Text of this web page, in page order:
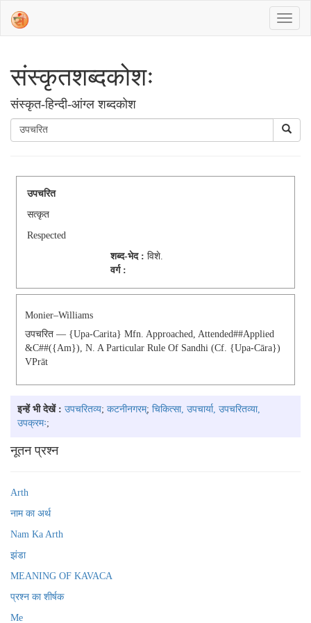
संस्‍कृतशब्‍दकोशः
संस्‍कृत-हिन्दी-आंग्ल शब्दकोश
उपचरित
सत्कृत
Respected
शब्द-भेद : विशे.
वर्ग :
Monier–Williams
उपचरित — {upa-Carita} Mfn. Approached, Attended##applied
&c##({am}), N. A Particular Rule Of Sandhi (cf. {upa-Cāra})
VPrāt
इन्हें भी देखें : उपचरितव्य; कटनीनगरम्; चिकित्सा, उपचार्या, उपचरितव्या,
उपक्रमः;
नूतन प्रश्न
Arth
नाम का अर्थ
Nam Ka Arth
झंडा
MEANING OF KAVACA
प्रश्न का शीर्षक
Me